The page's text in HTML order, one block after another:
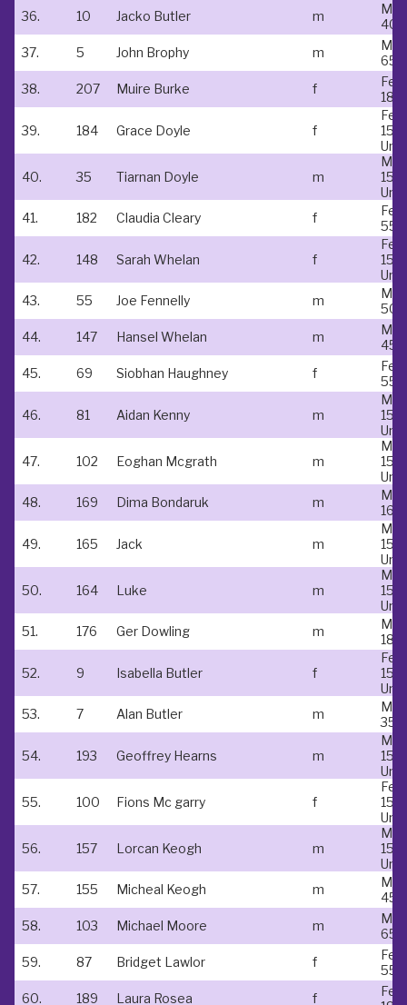
36.
10 Jacko Butler m
40-
37.
5 John Brophy m
65-
38.
207 Muire Burke f
18-
39. 184 Grace Doyle f
15 &
40.
35 Tiarnan Doyle m
15 &
41.
182 Claudia Cleary f
55-
42. 148 Sarah Whelan f
15 &
43.
55 Joe Fennelly m
50-
44.
147 Hansel Whelan m
45-
45.
69 Siobhan Haughney f
55-
46. 81 Aidan Kenny m
15 &
47.
102 Eoghan Mcgrath m
15 &
48.
169 Dima Bondaruk m
16-
49. 165 Jack m
15 &
50.
164 Luke m
15 &
51.
176 Ger Dowling m
18-
52. 9 Isabella Butler f
15 &
53.
7 Alan Butler m
35 -
54. 193 Geoffrey Hearns m
15 &
55.
100 Fions Mc garry f
15 &
56.
157 Lorcan Keogh m
15 &
57.
155 Micheal Keogh m
45-
58.
103 Michael Moore m
65-
59.
87 Bridget Lawlor f
55-
60.
189 Laura Rosea f